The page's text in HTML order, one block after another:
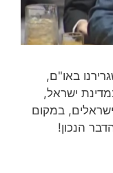
באו"ם,
ישראל,
במקום
הנכון!